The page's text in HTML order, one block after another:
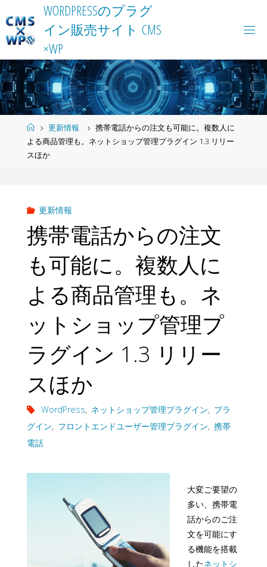
to
content
WORDPRESSのプラ グ
イ ン販売サイ ト CMS
×WP
Home更新情報
携帯電話からの注文も可能に。複数人に
よる商品管理も。ネットショップ管理プラグイン 1.3 リリー
スほか
更新情報
携帯電話からの注文
も可能に。複数人に
よる商品管理も。ネ
ットショップ管理プ
ラグイン 1.3 リリー
スほか
WordPress, ネットショップ管理プラグイン, プラ
グイン, フロントエンドユーザー管理プラグイン, 携帯
電話
大変ご要望の
多い、携帯電
話からのご注
文を可能にす
る機能を搭載
したネットシ